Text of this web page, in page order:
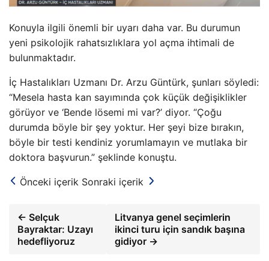
Konuyla ilgili önemli bir uyarı daha var. Bu durumun
yeni psikolojik rahatsızlıklara yol açma ihtimali de
bulunmaktadır.
İç Hastalıkları Uzmanı Dr. Arzu Güntürk, şunları söyledi:
“Mesela hasta kan sayımında çok küçük değişiklikler
görüyor ve ‘Bende lösemi mi var?’ diyor. “Çoğu
durumda böyle bir şey yoktur. Her şeyi bize bırakın,
böyle bir testi kendiniz yorumlamayın ve mutlaka bir
doktora başvurun.” şeklinde konuştu.
Önceki içerik Sonraki içerik
← Selçuk
Bayraktar: Uzayı
hedefliyoruz
Litvanya genel seçimlerin
ikinci turu için sandık başına
gidiyor →